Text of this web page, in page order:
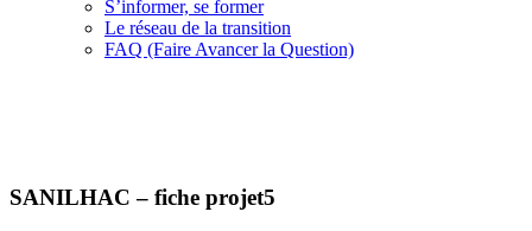
S’informer, se former
Le réseau de la transition
FAQ (Faire Avancer la Question)
SANILHAC – fiche projet5